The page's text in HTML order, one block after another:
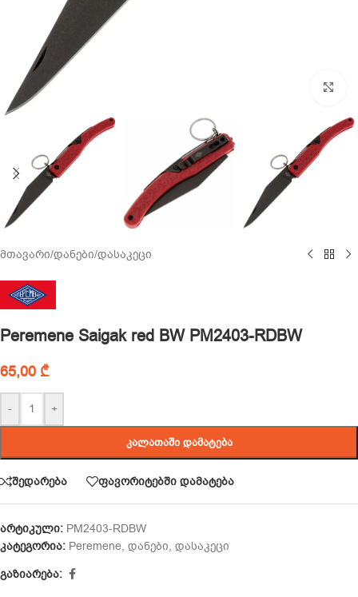
მთავარი/დანები/დასაკეცი
Peremene Saigak red BW PM2403-RDBW
65,00 ₾
- +
ᲙᲐᲚᲐᲗᲐᲨᲘ ᲓᲐᲛᲐᲢᲔᲑᲐ
შედარება ფავორიტებში დამატება
არტიკული: PM2403-RDBW
კატეგორია: Peremene, დანები, დასაკეცი
გაზიარება: